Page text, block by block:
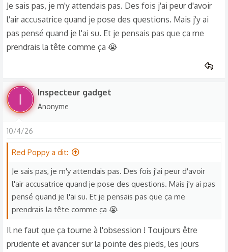
Je sais pas, je m'y attendais pas. Des fois j'ai peur d'avoir
l'air accusatrice quand je pose des questions. Mais j'y ai
pas pensé quand je l'ai su. Et je pensais pas que ça me
prendrais la tête comme ça 😭
I Inspecteur gadget
Anonyme
10/4/26
Red Poppy a dit:
Je sais pas, je m'y attendais pas. Des fois j'ai peur d'avoir
l'air accusatrice quand je pose des questions. Mais j'y ai pas
pensé quand je l'ai su. Et je pensais pas que ça me
prendrais la tête comme ça 😭
Il ne faut que ça tourne à l'obsession ! Toujours être
prudente et avancer sur la pointe des pieds, les jours